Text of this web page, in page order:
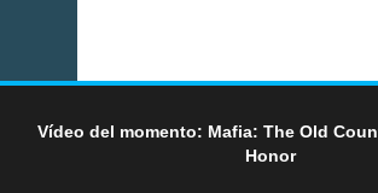
Vídeo del momento: Mafia: The Old
Honor